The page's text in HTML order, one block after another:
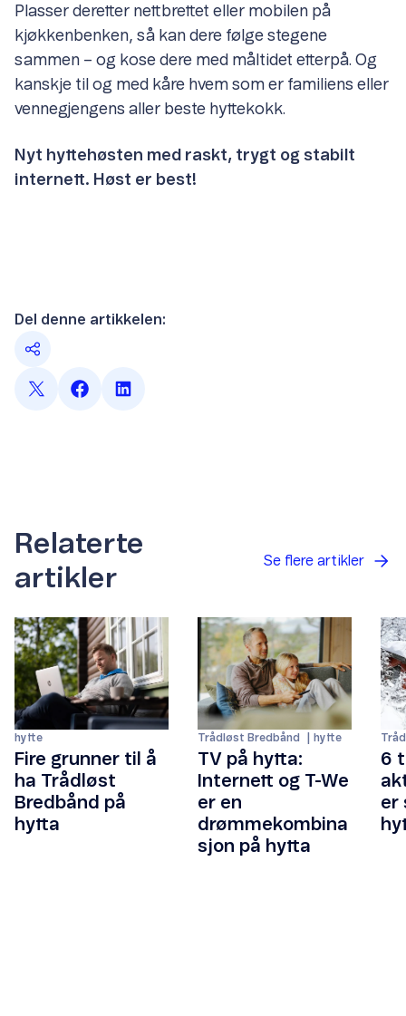
Plasser deretter nettbrettet eller mobilen på
kjøkkenbenken, så kan dere følge stegene
sammen – og kose dere med måltidet etterpå. Og
kanskje til og med kåre hvem som er familiens eller
vennegjengens aller beste hyttekokk.
Nyt hyttehøsten med raskt, trygt og stabilt
internett. Høst er best!
Del denne artikkelen:
Relaterte
artikler
Se flere artikler
hytte
Fire grunner til å
ha Trådløst
Bredbånd på
hytta
Trådløst Bredbånd hytte
TV på hytta:
Internett og T-We
er en
drømmekombina
sjon på hytta
6
er